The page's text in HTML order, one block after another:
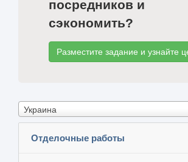
посредников и
сэкономить?
Разместите задание и узнайте
Украина
Отделочные работы